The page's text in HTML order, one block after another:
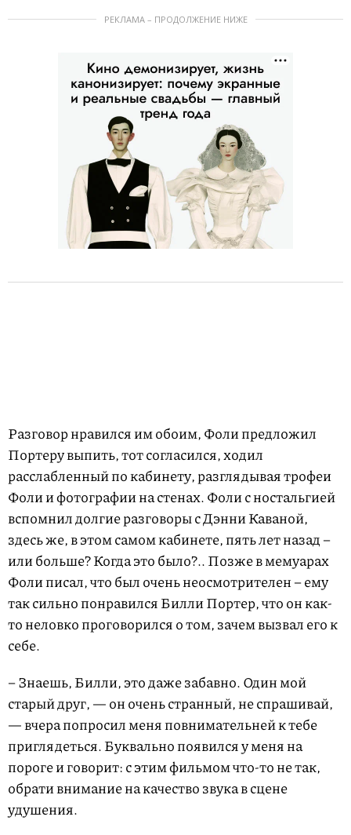
РЕКЛАМА – ПРОДОЛЖЕНИЕ НИЖЕ
Разговор нравился им обоим, Фоли предложил
Портеру выпить, тот согласился, ходил
расслабленный по кабинету, разглядывая трофеи
Фоли и фотографии на стенах. Фоли с ностальгией
вспомнил долгие разговоры с Дэнни Каваной,
здесь же, в этом самом кабинете, пять лет назад –
или больше? Когда это было?.. Позже в мемуарах
Фоли писал, что был очень неосмотрителен – ему
так сильно понравился Билли Портер, что он как-
то неловко проговорился о том, зачем вызвал его к
себе.
– Знаешь, Билли, это даже забавно. Один мой
старый друг, — он очень странный, не спрашивай,
— вчера попросил меня повнимательней к тебе
приглядеться. Буквально появился у меня на
пороге и говорит: с этим фильмом что-то не так,
обрати внимание на качество звука в сцене
удушения.